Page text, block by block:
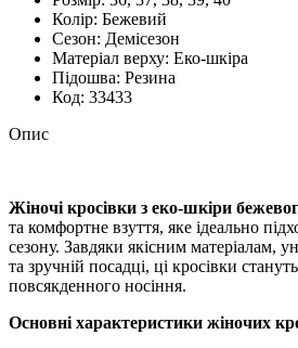
Колір: Бежевий
Сезон: Демісезон
Матеріал верху: Еко-шкіра
Підошва: Резина
Код: 33433
Опис
Жіночі кросівки з еко-шкіри
та комфортне взуття, яке ідеально
сезону. Завдяки якісним матеріалам,
та зручній посадці, ці кросівки
повсякденного носіння.
Основні характеристики жіночих